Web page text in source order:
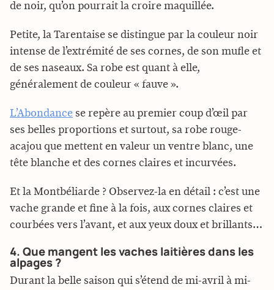
de noir, qu’on pourrait la croire maquillée.
Petite, la Tarentaise se distingue par la couleur noir
intense de l’extrémité de ses cornes, de son mufle et
de ses naseaux. Sa robe est quant à elle,
généralement de couleur « fauve ».
L’Abondance se repère au premier coup d’œil par
ses belles proportions et surtout, sa robe rouge-
acajou que mettent en valeur un ventre blanc, une
tête blanche et des cornes claires et incurvées.
Et la Montbéliarde ? Observez-la en détail : c’est une
vache grande et fine à la fois, aux cornes claires et
courbées vers l’avant, et aux yeux doux et brillants…
4. Que mangent les vaches laitières dans les
alpages ?
Durant la belle saison qui s’étend de mi-avril à mi-